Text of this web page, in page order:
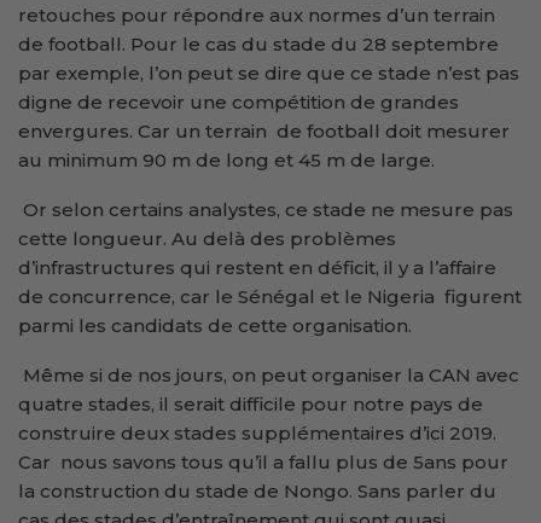
retouches pour répondre aux normes d’un terrain
de football. Pour le cas du stade du 28 septembre
par exemple, l’on peut se dire que ce stade n’est pas
digne de recevoir une compétition de grandes
envergures. Car un terrain de football doit mesurer
au minimum 90 m de long et 45 m de large.
Or selon certains analystes, ce stade ne mesure pas
cette longueur. Au delà des problèmes
d’infrastructures qui restent en déficit, il y a l’affaire
de concurrence, car le Sénégal et le Nigeria figurent
parmi les candidats de cette organisation.
Même si de nos jours, on peut organiser la CAN avec
quatre stades, il serait difficile pour notre pays de
construire deux stades supplémentaires d’ici 2019.
Car nous savons tous qu’il a fallu plus de 5ans pour
la construction du stade de Nongo. Sans parler du